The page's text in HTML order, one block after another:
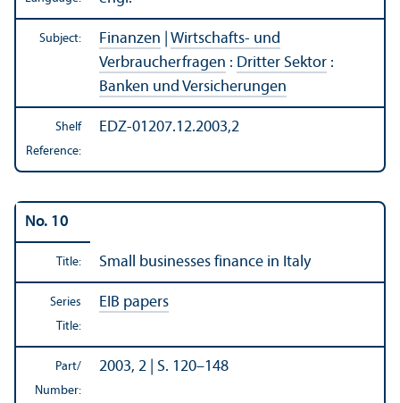
Subject: Finanzen
Wirtschafts- und
Verbraucherfragen : Dritter Sektor :
Banken und Versicherungen
Shelf
Reference:
EDZ-01207.12.2003,2
No. 10
Title: Small businesses finance in Italy
Series
Title:
EIB papers
Part/
Number:
2003, 2 | S. 120–148